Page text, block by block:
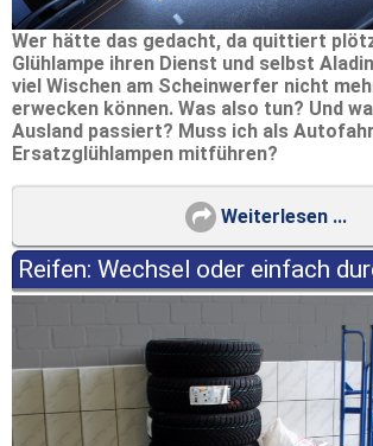
Wer hätte das gedacht, da quittiert
Glühlampe ihren Dienst und selbst
viel Wischen am Scheinwerfer nicht
erwecken können. Was also tun? Und
Ausland passiert? Muss ich als
Ersatzglühlampen mitführen?
Weiterlesen ...
Reifen: Wechsel oder einfach